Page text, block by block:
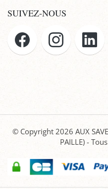
SUIVEZ-NOUS
© Copyright 2026 AUX
PAILLE) -